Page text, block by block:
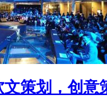
策划，创意